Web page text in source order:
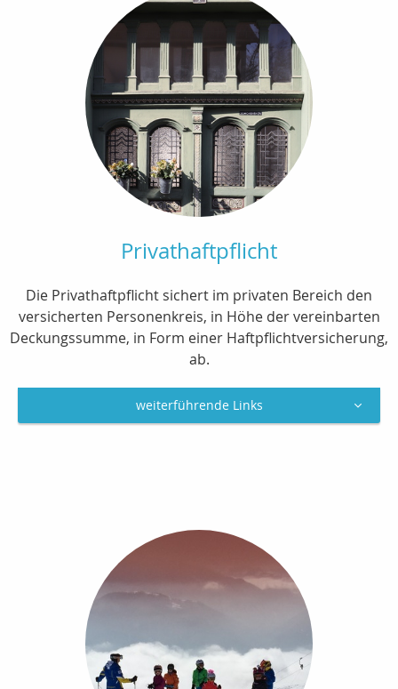
Privathaftpflicht
Die Privathaftpflicht sichert im privaten Bereich den
versicherten Personenkreis, in Höhe der vereinbarten
Deckungssumme, in Form einer Haftpflichtversicherung,
ab.
weiterführende Links